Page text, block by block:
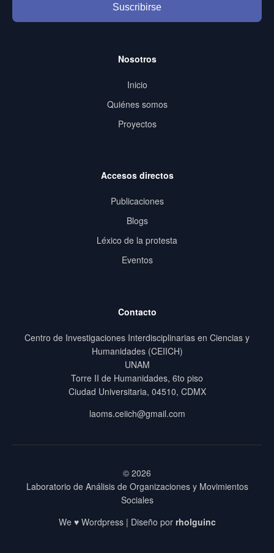
Suscribirse
Nosotros
Inicio
Quiénes somos
Proyectos
Accesos directos
Publicaciones
Blogs
Léxico de la protesta
Eventos
Contacto
Centro de Investigaciones Interdisciplinarias en Ciencias y
Humanidades (CEIICH)
UNAM
Torre II de Humanidades, 6to piso
Ciudad Universitaria, 04510, CDMX
laoms.ceiich@gmail.com
© 2026
Laboratorio de Análisis de Organizaciones y Movimientos
Sociales
We ♥ Wordpress | Diseño por rholguinc